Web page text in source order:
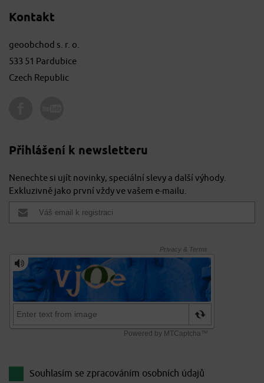
Kontakt
geoobchod s. r. o.
533 51 Pardubice
Czech Republic
Přihlášení k newsletteru
Nenechte si ujít novinky, speciální slevy a další výhody.
Exkluzivně jako první vždy ve vašem e-mailu.
Souhlasím se zpracováním osobních údajů